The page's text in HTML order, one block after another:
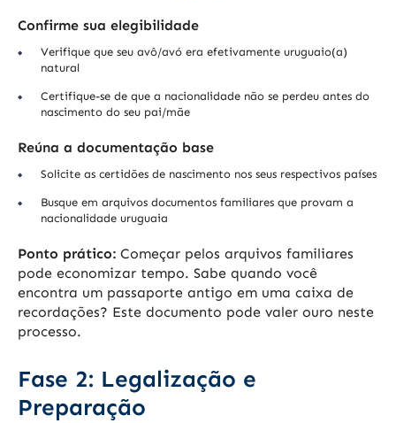
Confirme sua elegibilidade
Verifique que seu avô/avó era efetivamente uruguaio(a)
natural
Certifique-se de que a nacionalidade não se perdeu antes do
nascimento do seu pai/mãe
Reúna a documentação base
Solicite as certidões de nascimento nos seus respectivos países
Busque em arquivos documentos familiares que provam a
nacionalidade uruguaia
Ponto prático: Começar pelos arquivos familiares
pode economizar tempo. Sabe quando você
encontra um passaporte antigo em uma caixa de
recordações? Este documento pode valer ouro neste
processo.
Fase 2: Legalização e
Preparação